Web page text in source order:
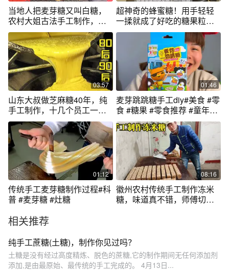
当地人把麦芽糖又叫白糖，
农村大姐古法手工制作，甜
甜的麦芽糖
超神奇的蜂蜜糖！用手轻轻
一揉就成了好吃的糖果粒，
你吃过吗？
03:57
山东大叔做芝麻糖40年，纯
手工制作，十几个员工一天
做2000斤
01:46
麦芽跳跳糖手工diy#美食 #零
食 #糖果 #零食推荐 #童年记
忆小零食
01:12
传统手工麦芽糖制作过程#科
普 #麦芽糖 #灶糖
08:16
徽州农村传统手工制作冻米
糖，味道真不错，师傅切糖
相关推荐
纯手工蔗糖(土糖)，制作你见过吗？
土糖是没有经过高度精炼、脱色的蔗糖,它的制作期间无任何添加剂
添加,是由最原始、最传统的手工完成的。 4月13日...